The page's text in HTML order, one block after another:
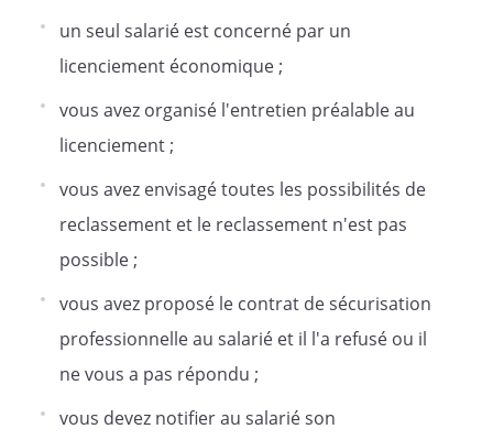
un seul salarié est concerné par un
licenciement économique ;
vous avez organisé l'entretien préalable au
licenciement ;
vous avez envisagé toutes les possibilités de
reclassement et le reclassement n'est pas
possible ;
vous avez proposé le contrat de sécurisation
professionnelle au salarié et il l'a refusé ou il
ne vous a pas répondu ;
vous devez notifier au salarié son